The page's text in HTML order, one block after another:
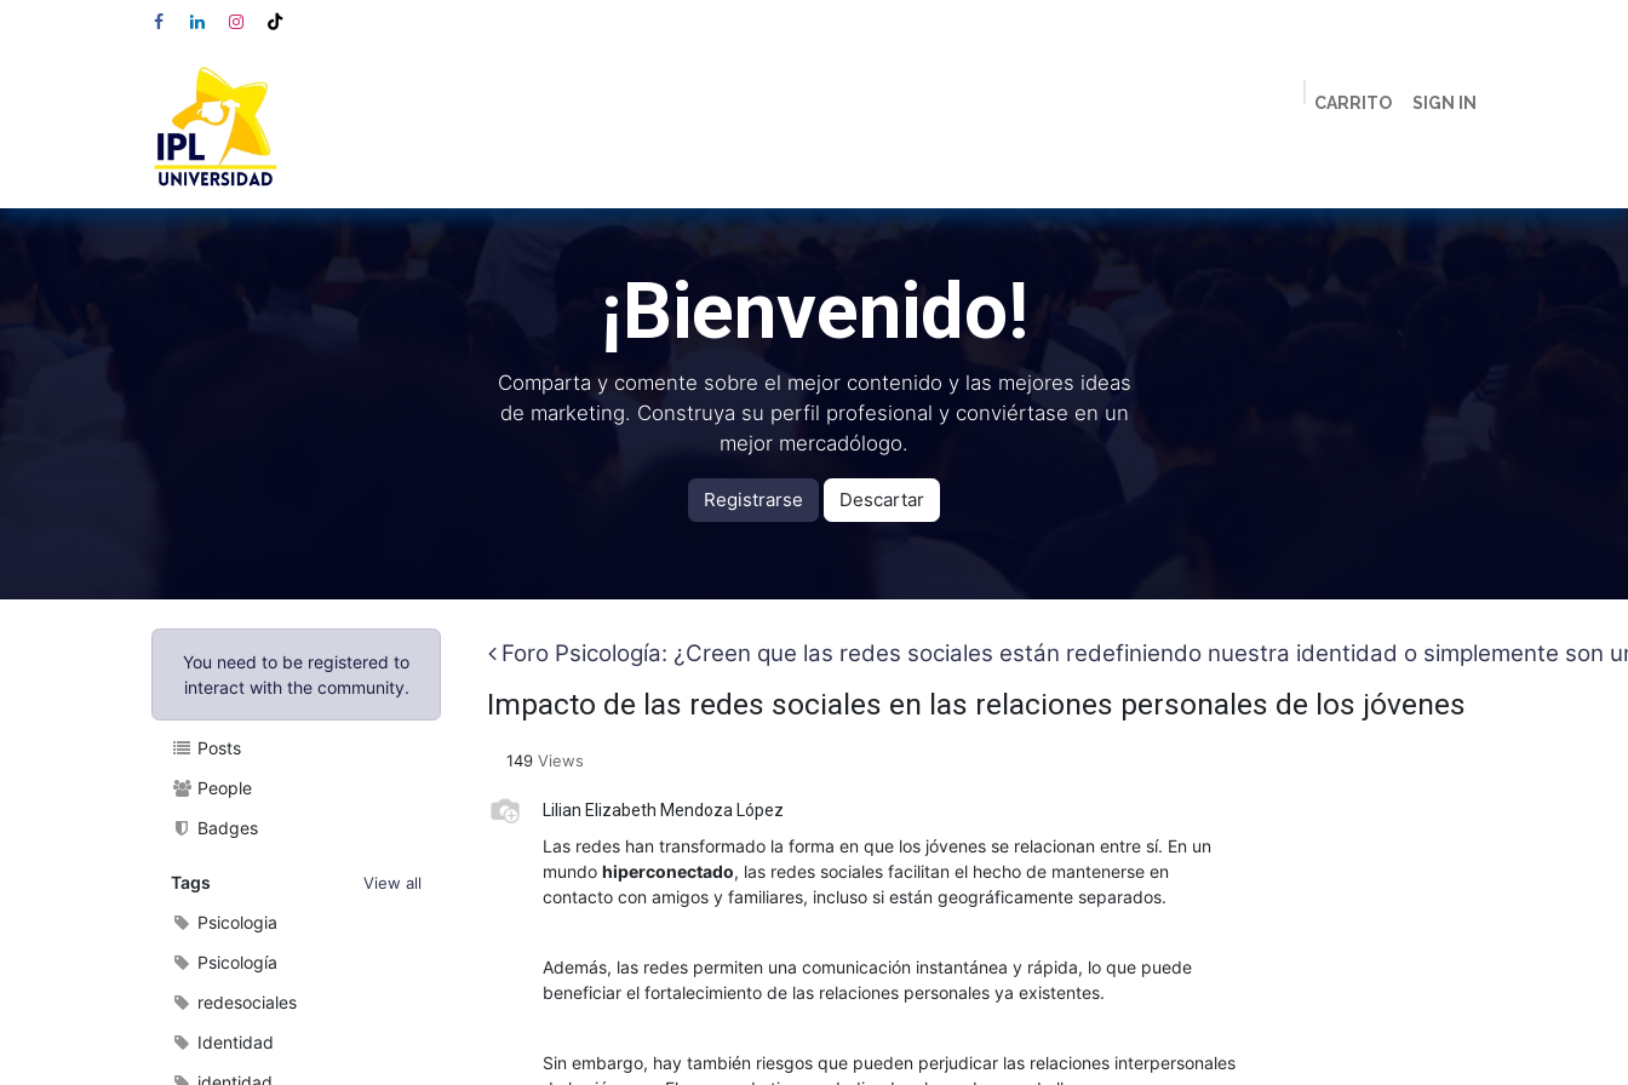
CARRITO SIGN IN
¡Bienvenido!
Comparta y comente sobre el mejor contenido y las mejores ideas
de marketing. Construya su perfil profesional y conviértase en un
mejor mercadólogo.
Registrarse Descartar
You need to be registered to
interact with the community.
Posts
People
Badges
Tags View all
Psicologia
Psicología
redesociales
Identidad
Foro Psicología: ¿Creen que las redes sociales están redefiniendo nuestra identidad o simplemente
Impacto de las redes sociales en las relaciones personales de los jóvenes
149 Views
Lilian Elizabeth Mendoza López
Las redes han transformado la forma en que los jóvenes se relacionan entre sí. En un
mundo hiperconectado, las redes sociales facilitan el hecho de mantenerse en
contacto con amigos y familiares, incluso si están geográficamente separados.
Además, las redes permiten una comunicación instantánea y rápida, lo que puede
beneficiar el fortalecimiento de las relaciones personales ya existentes.
Sin embargo, hay también riesgos que pueden perjudicar las relaciones interpersonales